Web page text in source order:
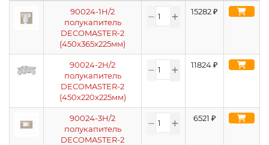
90024-1H/2
полукапитель
DECOMASTER-2
(450х365х225мм)
15282₽
90024-2H/2
полукапитель
DECOMASTER-2
(450х220х225мм)
11824₽
90024-3H/2
полукапитель
DECOMASTER-2
6521 ₽